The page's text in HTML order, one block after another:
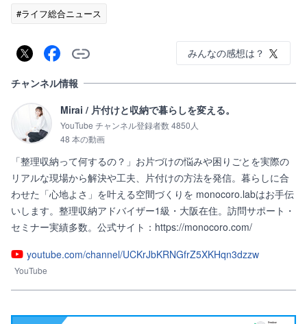
#ライフ総合ニュース
みんなの感想は？
チャンネル情報
Mirai / 片付けと収納で暮らしを変える。
YouTube チャンネル登録者数 4850人
48 本の動画
「整理収納って何するの？」お片づけの悩みや困りごとを実際の
リアルな現場から解決や工夫、片付けの方法を発信。暮らしに合
わせた「心地よさ」を叶える空間づくりを monocoro.labはお手伝
いします。整理収納アドバイザー1級・大阪在住。訪問サポート・
セミナー実績多数。公式サイト：https://monocoro.com/
youtube.com/channel/UCKrJbKRNGfrZ5XKHqn3dzzw
YouTube